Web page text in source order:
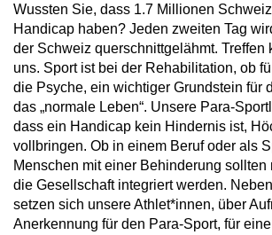
Wussten Sie, dass 1.7 Millionen
Handicap haben? Jeden zweiten Tag
der Schweiz querschnittgelähmt. Treffen
uns. Sport ist bei der Rehabilitation, ob
die Psyche, ein wichtiger Grundstein für
das „normale Leben“. Unsere Para-
dass ein Handicap kein Hindernis ist,
vollbringen. Ob in einem Beruf oder als
Menschen mit einer Behinderung sollten
die Gesellschaft integriert werden.
setzen sich unsere Athlet*innen, über
Anerkennung für den Para-Sport, für